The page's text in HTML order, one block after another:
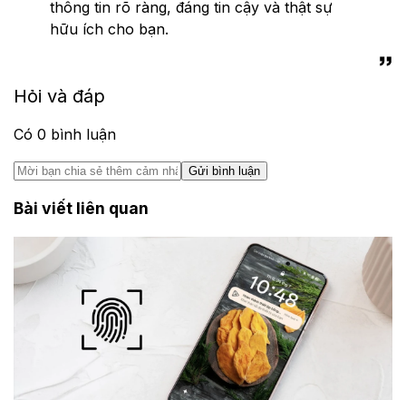
thông tin rõ ràng, đáng tin cậy và thật sự
hữu ích cho bạn.
Hỏi và đáp
Có 0 bình luận
Gửi bình luận
Bài viết liên quan